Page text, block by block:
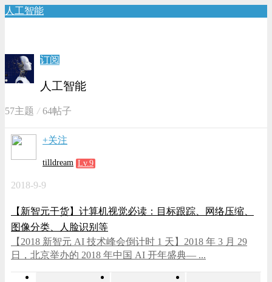
人工智能
订阅
人工智能
57主题 64帖子
+关注
tilldream Lv.9
2018-9-9
【新智元干货】计算机视觉必读：目标跟踪、网络压缩、
图像分类、人脸识别等
【2018 新智元 AI 技术峰会倒计时 1 天】2018 年 3 月 29
日，北京举办的 2018 年中国 AI 开年盛典— ...